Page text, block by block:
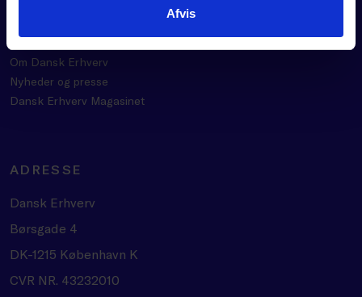
Afvis
Om Dansk Erhverv
Nyheder og presse
Dansk Erhverv Magasinet
ADRESSE
Dansk Erhverv
Børsgade 4
DK-1215 København K
CVR NR. 43232010